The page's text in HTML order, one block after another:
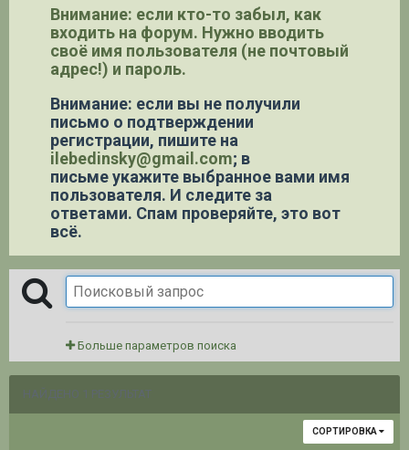
Внимание: если кто-то забыл, как
входить на форум. Нужно вводить
своё имя пользователя (не почтовый
адрес!) и пароль.
Внимание: если вы не получили
письмо о подтверждении
регистрации, пишите на
ilebedinsky@gmail.com; в
письме укажите выбранное вами имя
пользователя. И следите за
ответами. Спам проверяйте, это вот
всё.
Больше параметров поиска
НАЙДЕНО 1 РЕЗУЛЬТАТ
СОРТИРОВКА